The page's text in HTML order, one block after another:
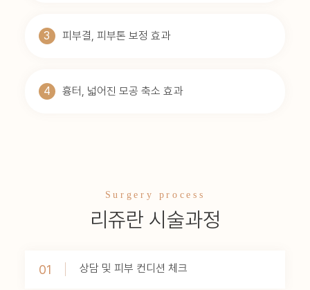
3 피부결, 피부톤 보정 효과
4 흉터, 넓어진 모공 축소 효과
Surgery process
리쥬란 시술과정
01 상담 및 피부 컨디션 체크